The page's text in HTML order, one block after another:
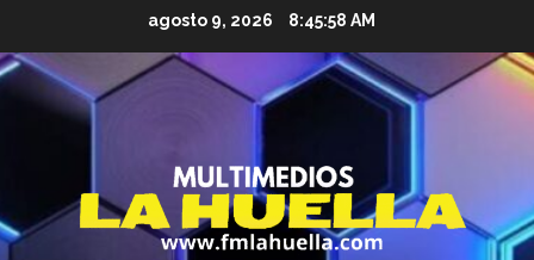
contenido
agosto 9, 2026 8:45:59 AM